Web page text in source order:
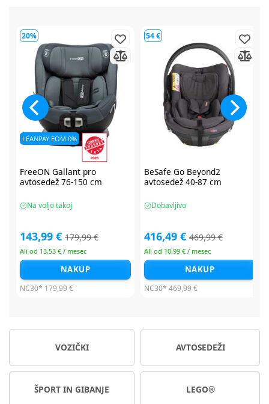
54 €
BeSafe Go Beyond2
avtosedež 40-87 cm
Dobavljivo
416,49 € 469,99 €
Ali od 10,99 € / mesec
NAKUP
NC30* 469,99 €
64 €
BeSafe Go Beyond2
avtosedež 40-87 cm
Dobavljivo
416,49 € 479,99 €
Ali od 10,99 € / mesec
NAKUP
NC30* 479,99 €
VOZIČKI AVTOSEDEŽI
ŠPORT IN GIBANJE LEGO®